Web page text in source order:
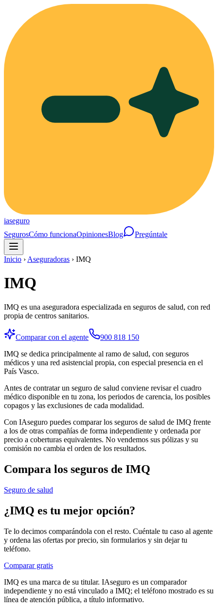
iaseguro
SegurosCómo funcionaOpinionesBlog Pregúntale
Inicio › Aseguradoras › IMQ
IMQ
IMQ es una aseguradora especializada en seguros de salud, con red
propia de centros sanitarios.
Comparar con el agente
900 818 150
IMQ se dedica principalmente al ramo de salud, con seguros
médicos y una red asistencial propia, con especial presencia en el
País Vasco.
Antes de contratar un seguro de salud conviene revisar el cuadro
médico disponible en tu zona, los periodos de carencia, los posibles
copagos y las exclusiones de cada modalidad.
Con IAseguro puedes comparar los seguros de salud de IMQ frente
a los de otras compañías de forma independiente y ordenada por
precio a coberturas equivalentes. No vendemos sus pólizas y su
comisión no cambia el orden de los resultados.
Compara los seguros de IMQ
Seguro de salud
¿IMQ es tu mejor opción?
Te lo decimos comparándola con el resto. Cuéntale tu caso al agente
y ordena las ofertas por precio, sin formularios y sin dejar tu
teléfono.
Comparar gratis
IMQ es una marca de su titular. IAseguro es un comparador
independiente y no está vinculado a IMQ; el teléfono mostrado es su
línea de atención pública, a título informativo.